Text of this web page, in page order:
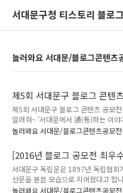
서대문구청 티스토리 블로그
놀러와요 서대문/블로그콘텐츠
제5회 서대문구 블로그 콘텐
부자 서대문을 알려줘~
제5회 서대문구 블로그 콘텐츠 공모
알려줘~ '서대문에서 通(통)하는 이
대문구 블로그 콘텐츠 공모전」을 개
러분이 직접 소개하는 서대문의 명소,
사·문화탐방 후기 등 서대문을 알리고
모든 좋아요!! 「제5회 서대문구 블로
안내 ● 공모주제 - 서대문구를 알리
요 명소, 축제, 맛집, 미담사례, 역사·
놀러와요 서대문/블로그콘텐츠공모전
[2016년 블로그 공모전 최우
서대문구의 명소 탐방[서울
만한 곳]
서대문구 독립문은 1897년 독립협회
선문을 본뜬 모습으로 지어졌다고 합
있으나, 고가도로의 건설로 1979년 현
놀러와요 서대문/블로그콘텐츠공모전